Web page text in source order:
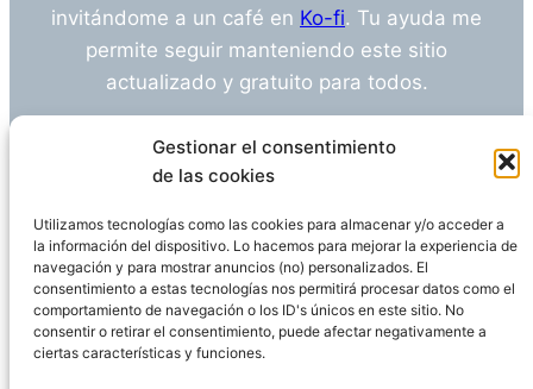
Gestionar el consentimiento
de las cookies
Utilizamos tecnologías como las cookies para almacenar y/o acceder a
la información del dispositivo. Lo hacemos para mejorar la experiencia de
navegación y para mostrar anuncios (no) personalizados. El
consentimiento a estas tecnologías nos permitirá procesar datos como el
comportamiento de navegación o los ID's únicos en este sitio. No
consentir o retirar el consentimiento, puede afectar negativamente a
ciertas características y funciones.
invitándome a un café en Ko-fi. Tu ayuda me
permite seguir manteniendo este sitio
actualizado y gratuito para todos.
¿Tienes alguna duda o sugerencia? Escríbeme
info@empleosanitarioinvestigacion.es
Descargo de Responsabilidad
Declaración de Privacidad Política de cookies